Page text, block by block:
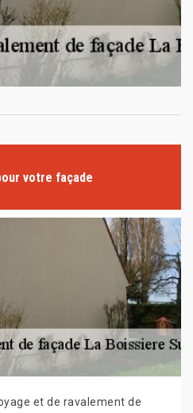
votre façade
et de ravalement de